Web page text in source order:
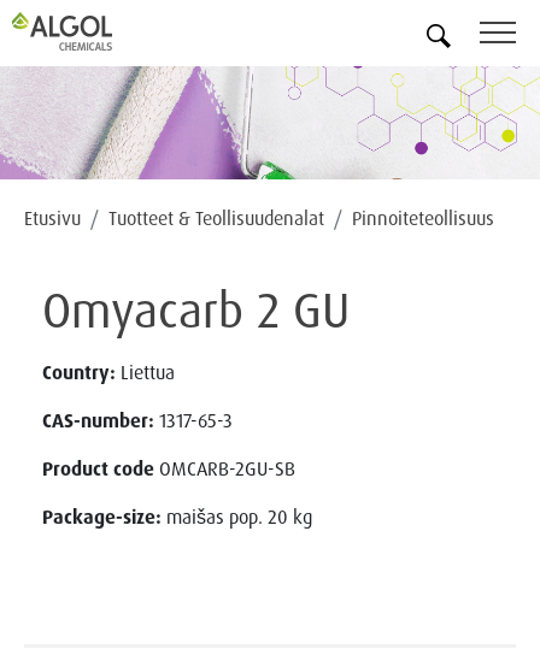
Etusivu Tuotteet & Teollisuudenalat Pinnoiteteollisuus
Omyacarb 2 GU
Country: Liettua
CAS-number: 1317-65-3
Product code OMCARB-2GU-SB
Package-size: maišas pop. 20 kg